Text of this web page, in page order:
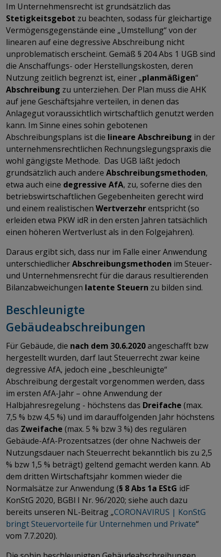
Im Unternehmensrecht ist grundsätzlich das
Stetigkeitsgebot zu beachten, sodass für gleichartige
Vermögensgegenstände eine „Umstellung“ von der
linearen auf eine degressive Abschreibung nicht
unproblematisch erscheint. Gemäß § 204 Abs 1 UGB sind
die Anschaffungs- oder Herstellungskosten, deren
Nutzung zeitlich begrenzt ist, einer „planmäßigen“
Abschreibung zu unterziehen. Der Plan muss die AHK
auf jene Geschäftsjahre verteilen, in denen das
Anlagegut voraussichtlich wirtschaftlich genutzt werden
kann. Im Sinne eines sohin gebotenen
Abschreibungsplans ist die lineare Abschreibung in der
unternehmensrechtlichen Rechnungslegungspraxis die
wohl gängigste Methode. Das UGB läßt jedoch
grundsätzlich auch andere Abschreibungsmethoden,
etwa auch eine degressive AfA, zu, soferne dies den
betriebswirtschaftlichen Gegebenheiten gerecht wird
und einem realistischen Wertverzehrentspricht (so
erleiden etwa PKW idR in den ersten Jahren tatsächlich
einen höheren Wertverlust als in den Folgejahren).
Daraus ergibt sich, dass nur im Falle einer Anwendung
unterschiedlicherAbschreibungsmethoden im Steuer-
und Unternehmensrecht für die daraus resultierenden
Bilanzabweichungen latente Steuern zu bilden sind.
Beschleunigte
Gebäudeabschreibungen
Für Gebäude, die nach dem 30.6.2020angeschafft bzw
hergestellt wurden, darf laut Steuerrecht zwar keine
degressive AfA, jedoch eine „beschleunigte“
Abschreibung dergestalt vorgenommen werden, dass
im ersten AfA-Jahr – ohne Anwendung der
Halbjahresregelung - höchstens das Dreifache (max.
7,5 % bzw 4,5 %) und im darauffolgenden Jahr höchstens
das Zweifache (max. 5 % bzw 3 %) des regulären
Gebäude-AfA-Prozentsatzes (der ohne Nachweis der
Nutzungsdauer nach Steuerrecht bekanntlich bis zu 2,5
% bzw 1,5 % beträgt) geltend gemacht werden kann. Ab
dem dritten Wirtschaftsjahr kommen wieder die
Normalsätze zur Anwendung (§ 8 Abs 1a EStG idF
KonStG 2020, BGBl I Nr. 96/2020; siehe auch dazu
bereits unseren NL-Beitrag „CORONAVIRUS | KonStG
bringt Steuervorteile für Unternehmen und Private“
vom 7.7.2020).